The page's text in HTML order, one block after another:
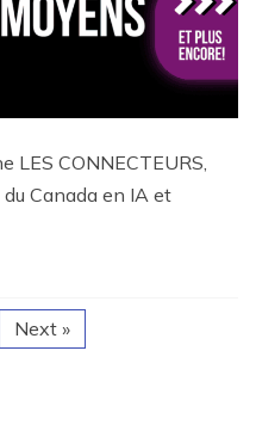
LES CONNECTEURS,
Canada en IA et
Next »